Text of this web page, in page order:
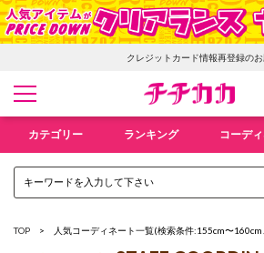
クレジットカード情報再登録の
カテゴリー ランキング コーデ
TOP 人気コーディネート一覧(検索条件:155cm〜